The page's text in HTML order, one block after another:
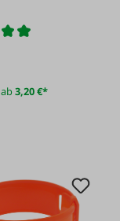
3,20 €*